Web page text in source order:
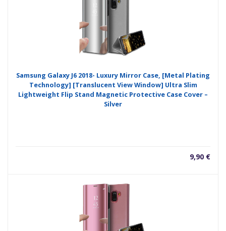
Samsung Galaxy J6 2018- Luxury Mirror Case, [Metal Plating
Technology] [Translucent View Window] Ultra Slim
Lightweight Flip Stand Magnetic Protective Case Cover –
Silver
9,90 €